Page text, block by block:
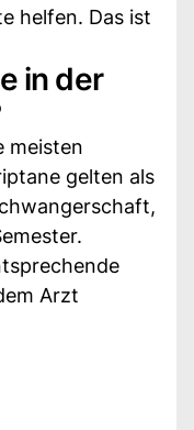
helfen. Das ist
in der
meisten
gelten als
Arzt